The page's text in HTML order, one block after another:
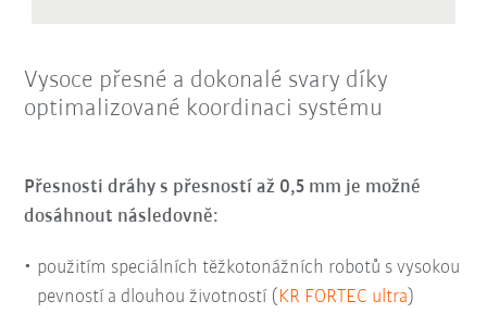
Vysoce přesné a dokonalé svary díky
optimalizované koordinaci systému
Přesnosti dráhy s přesností až 0,5 mm je možné
dosáhnout následovně:
použitím speciálních těžkotonážních robotů s vysokou
pevností a dlouhou životností ( KR FORTEC ultra)